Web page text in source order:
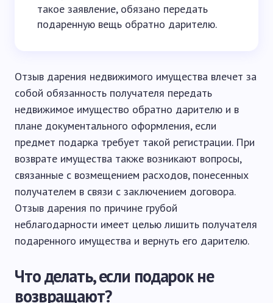
такое заявление, обязано передать
подаренную вещь обратно дарителю.
Отзыв дарения недвижимого имущества влечет за
собой обязанность получателя передать
недвижимое имущество обратно дарителю и в
плане документального оформления, если
предмет подарка требует такой регистрации. При
возврате имущества также возникают вопросы,
связанные с возмещением расходов, понесенных
получателем в связи с заключением договора.
Отзыв дарения по причине грубой
неблагодарности имеет целью лишить получателя
подаренного имущества и вернуть его дарителю.
Что делать, если подарок не
возвращают?